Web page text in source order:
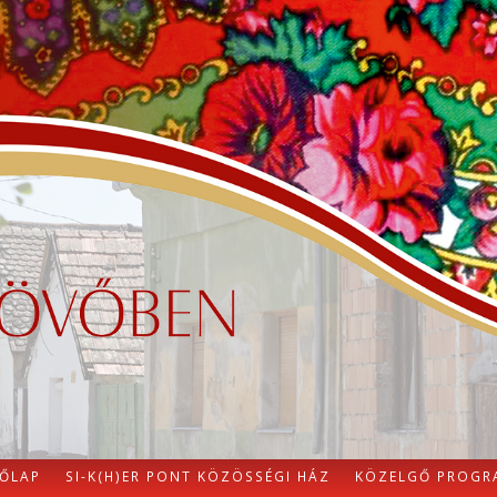
SI-K(H)ER PONT KÖZÖSSÉGI HÁZ KÖZELGŐ